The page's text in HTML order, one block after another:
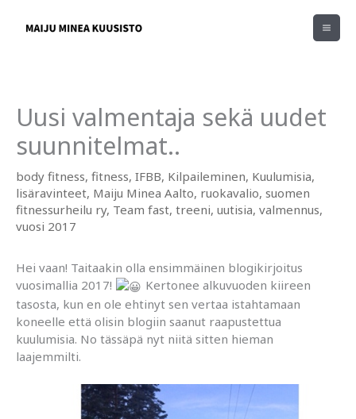
sisältöön
Uusi valmentaja sekä uudet
suunnitelmat..
body fitness, fitness, IFBB, Kilpaileminen, Kuulumisia,
lisäravinteet, Maiju Minea Aalto, ruokavalio, suomen
fitnessurheilu ry, Team fast, treeni, uutisia, valmennus,
vuosi 2017
Hei vaan! Taitaakin olla ensimmäinen blogikirjoitus
vuosimallia 2017!
Kertonee alkuvuoden kiireen
tasosta, kun en ole ehtinyt sen vertaa istahtamaan
koneelle että olisin blogiin saanut raapustettua
kuulumisia. No tässäpä nyt niitä sitten hieman
laajemmilti.